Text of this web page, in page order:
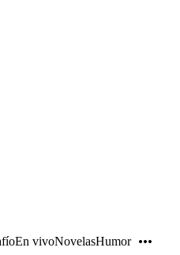
En vivoNovelasHumor